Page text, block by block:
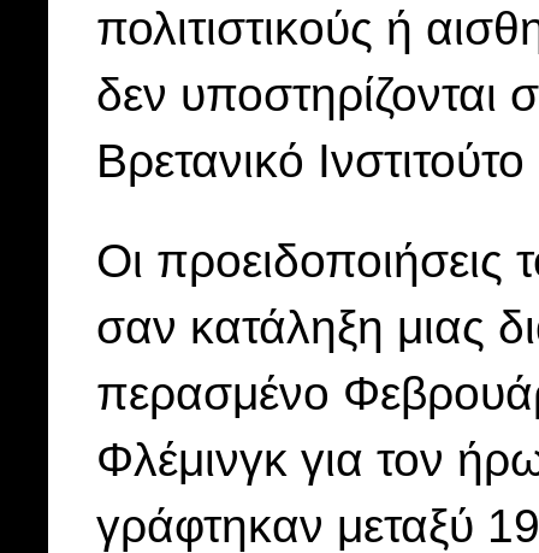
πολιτιστικούς ή
δεν
Βρετανικό
Οι προειδοποιήσεις
σαν κατάληξη μιας
περασμένο
Φλέμινγκ για τον
γράφτηκαν μεταξύ